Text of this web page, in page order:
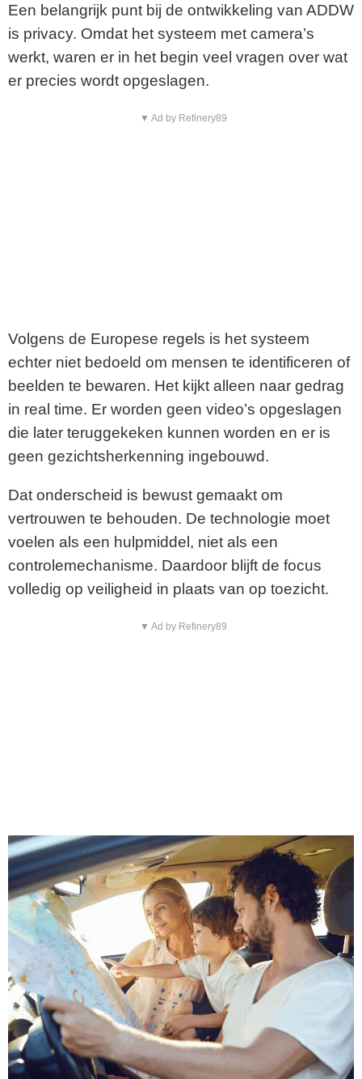
Een belangrijk punt bij de ontwikkeling van ADDW
is privacy. Omdat het systeem met camera’s
werkt, waren er in het begin veel vragen over wat
er precies wordt opgeslagen.
▼ Ad by Refinery89
Volgens de Europese regels is het systeem
echter niet bedoeld om mensen te identificeren of
beelden te bewaren. Het kijkt alleen naar gedrag
in real time. Er worden geen video’s opgeslagen
die later teruggekeken kunnen worden en er is
geen gezichtsherkenning ingebouwd.
Dat onderscheid is bewust gemaakt om
vertrouwen te behouden. De technologie moet
voelen als een hulpmiddel, niet als een
controlemechanisme. Daardoor blijft de focus
volledig op veiligheid in plaats van op toezicht.
▼ Ad by Refinery89